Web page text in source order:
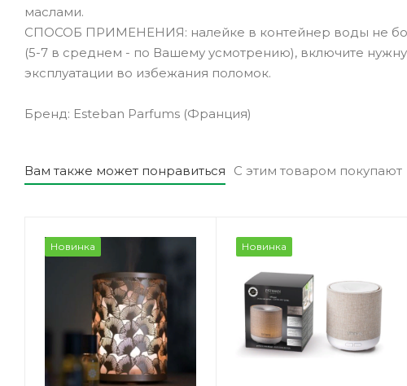
маслами.
СПОСОБ ПРИМЕНЕНИЯ: налейке в контейнер воды не
(5-7 в среднем - по Вашему усмотрению), включите
эксплуатации во избежания поломок.
Бренд: Esteban Parfums (Франция)
Вам также может понравиться С этим товаром покупают
Новинка Новинка